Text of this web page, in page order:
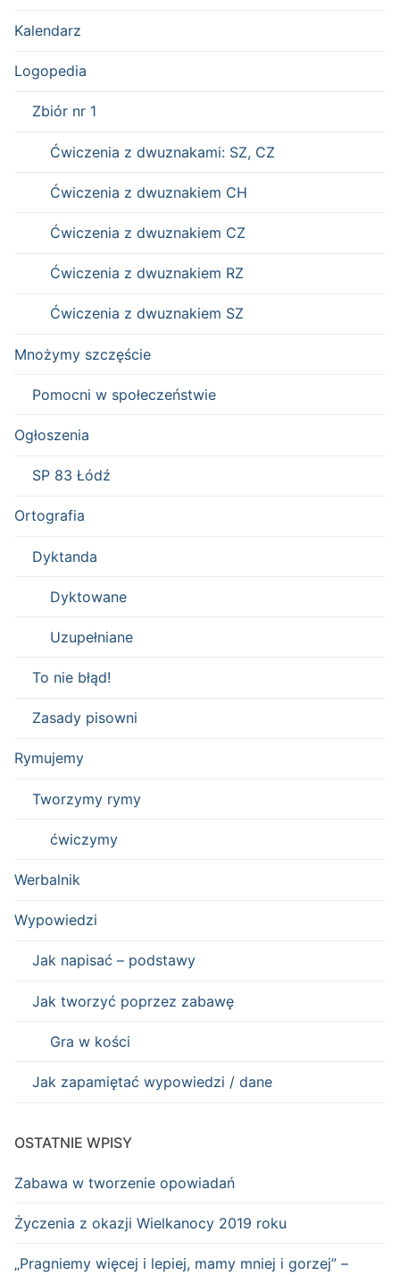
Kalendarz
Logopedia
Zbiór nr 1
Ćwiczenia z dwuznakami: SZ, CZ
Ćwiczenia z dwuznakiem CH
Ćwiczenia z dwuznakiem CZ
Ćwiczenia z dwuznakiem RZ
Ćwiczenia z dwuznakiem SZ
Mnożymy szczęście
Pomocni w społeczeństwie
Ogłoszenia
SP 83 Łódź
Ortografia
Dyktanda
Dyktowane
Uzupełniane
To nie błąd!
Zasady pisowni
Rymujemy
Tworzymy rymy
ćwiczymy
Werbalnik
Wypowiedzi
Jak napisać – podstawy
Jak tworzyć poprzez zabawę
Gra w kości
Jak zapamiętać wypowiedzi / dane
OSTATNIE WPISY
Zabawa w tworzenie opowiadań
Życzenia z okazji Wielkanocy 2019 roku
„Pragniemy więcej i lepiej, mamy mniej i gorzej” –